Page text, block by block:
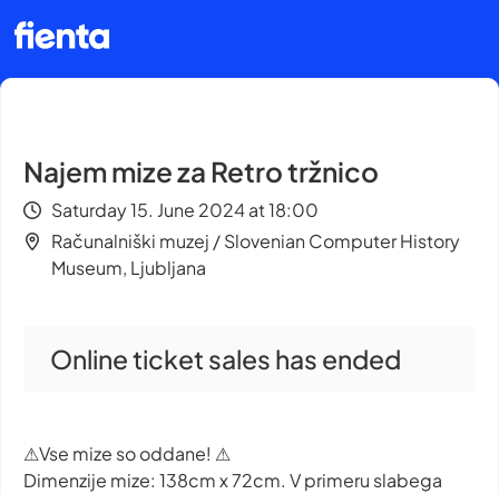
Najem mize za Retro tržnico
Saturday 15. June 2024 at 18:00
Računalniški muzej / Slovenian Computer History
Museum, Ljubljana
Online ticket sales has ended
⚠Vse mize so oddane! ⚠
Dimenzije mize: 138cm x 72cm. V primeru slabega